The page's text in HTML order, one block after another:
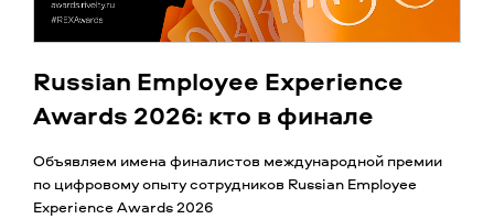
Russian Employee Experience
Awards 2026: кто в финале
Объявляем имена финалистов международной премии
по цифровому опыту сотрудников Russian Employee
Experience Awards 2026